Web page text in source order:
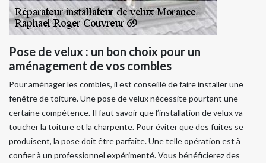
Pose de velux : un bon choix pour un
aménagement de vos combles
Pour aménager les combles, il est conseillé de faire installer une
fenêtre de toiture. Une pose de velux nécessite pourtant une
certaine compétence. Il faut savoir que l’installation de velux va
toucher la toiture et la charpente. Pour éviter que des fuites se
produisent, la pose doit être parfaite. Une telle opération est à
confier à un professionnel expérimenté. Vous bénéficierez des